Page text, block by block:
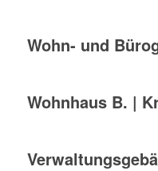
Wohn- und
Wohnhaus B. |